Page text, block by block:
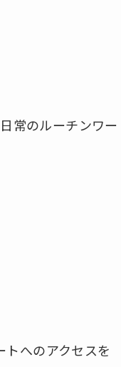
常のルーチンワー
へのアクセスを